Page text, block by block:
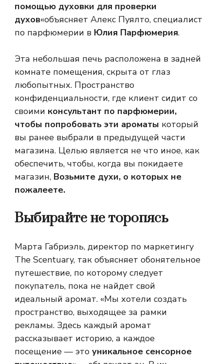
помощью духовки для проверки
духов«объясняет Алекс Пуялто, специалист
по парфюмерии в Юлия Парфюмерия.
Эта небольшая печь расположена в задней
комнате помещения, скрыта от глаз
любопытных. Пространство
конфиденциальности, где клиент сидит со
своими консультант по парфюмерии,
чтобы попробовать эти ароматы который
вы ранее выбрали в предыдущей части
магазина. Целью является не что иное, как
обеспечить, чтобы, когда вы покидаете
магазин, Возьмите духи, о которых не
пожалеете.
Выбирайте не торопясь
Марта Габриэль, директор по маркетингу
The Scentuary, так объясняет обонятельное
путешествие, по которому следует
покупатель, пока не найдет свой
идеальный аромат. «Мы хотели создать
пространство, выходящее за рамки
рекламы. Здесь каждый аромат
рассказывает историю, а каждое
посещение — это уникальное сенсорное